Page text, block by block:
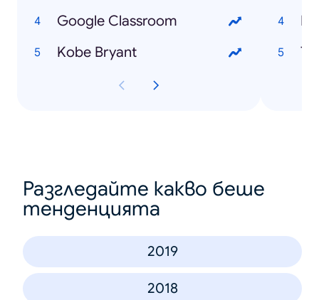
Google Classroom
Kobe Bryant
Разгледайте какво беше
тенденцията
2019
2018